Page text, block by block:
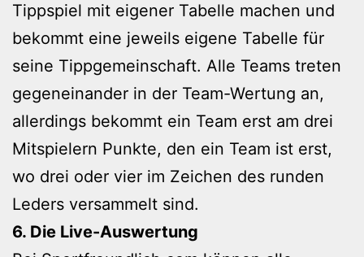
Tippspiel mit eigener Tabelle machen und
bekommt eine jeweils eigene Tabelle für
seine Tippgemeinschaft. Alle Teams treten
gegeneinander in der Team-Wertung an,
allerdings bekommt ein Team erst am drei
Mitspielern Punkte, den ein Team ist erst,
wo drei oder vier im Zeichen des runden
Leders versammelt sind.
6. Die Live-Auswertung